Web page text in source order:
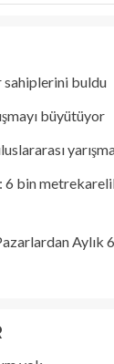
sahiplerini buldu
büyütüyor
6 bin
Aylık